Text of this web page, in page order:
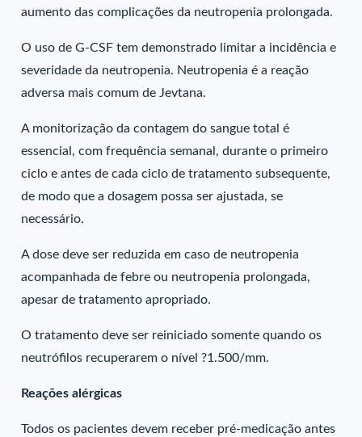
aumento das complicações da neutropenia prolongada.
O uso de G-CSF tem demonstrado limitar a incidência e
severidade da neutropenia. Neutropenia é a reação
adversa mais comum de Jevtana.
A monitorização da contagem do sangue total é
essencial, com frequência semanal, durante o primeiro
ciclo e antes de cada ciclo de tratamento subsequente,
de modo que a dosagem possa ser ajustada, se
necessário.
A dose deve ser reduzida em caso de neutropenia
acompanhada de febre ou neutropenia prolongada,
apesar de tratamento apropriado.
O tratamento deve ser reiniciado somente quando os
neutrófilos recuperarem o nível ?1.500/mm.
Reações alérgicas
Todos os pacientes devem receber pré-medicação antes